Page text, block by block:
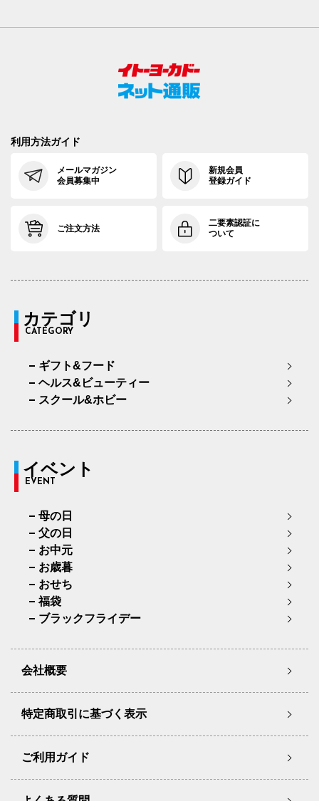
利用方法ガイド
メールマガジン
会員募集中
新規会員
登録ガイド
ご注文方法
二要素認証に
ついて
カテゴリ
CATEGORY
ギフト&フード
ヘルス&ビューティー
スクール&ホビー
イベント
EVENT
母の日
父の日
お中元
お歳暮
おせち
福袋
ブラックフライデー
会社概要
特定商取引に基づく表示
ご利用ガイド